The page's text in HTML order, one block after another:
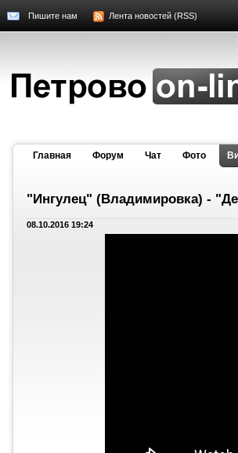
Пишите нам Лента новостей (RSS)
Главная Форум Чат Фото
"Ингулец" (Владимировка) -
08.10.2016 19:24